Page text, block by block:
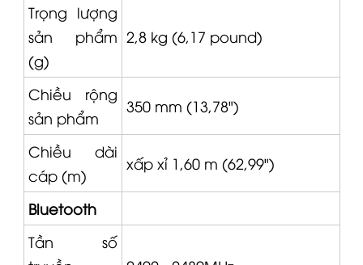
Trọng lượng
sản phẩm
(g)
2,8 kg (6,17 pound)
Chiều rộng
sản phẩm
350 mm (13,78")
Chiều dài
cáp (m)
xấp xỉ 1,60 m (62,99")
Bluetooth
Tần số